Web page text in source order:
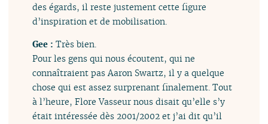
des égards, il reste justement cette figure
d’inspiration et de mobilisation.
Gee :Très bien.
Pour les gens qui nous écoutent, qui ne
connaîtraient pas Aaron Swartz, il y a quelque
chose qui est assez surprenant finalement. Tout
à l’heure, Flore Vasseur nous disait qu’elle s’y
était intéressée dès 2001/2002 et j’ai dit qu’il